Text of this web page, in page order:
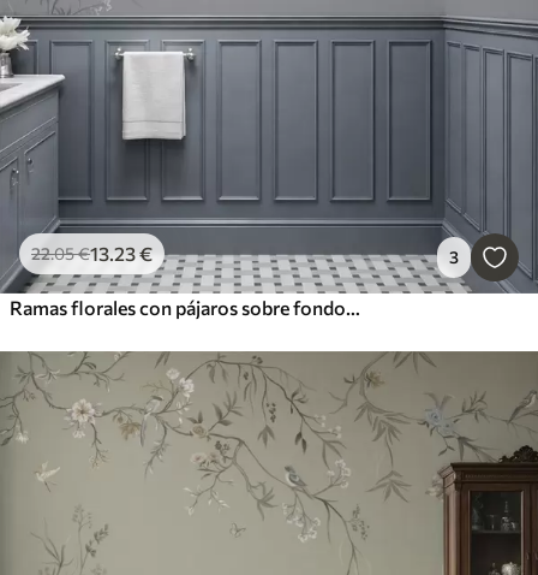
22.05€13.23€ 3
Ramas florales con pájaros sobre fondo verdoso